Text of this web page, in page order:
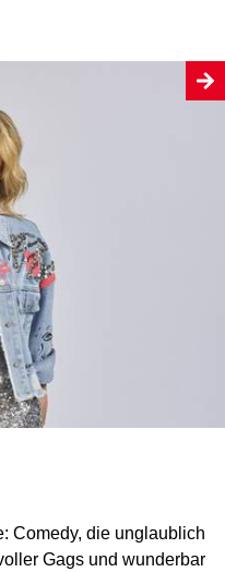
Comedy, die unglaublich
Gags und wunderbar